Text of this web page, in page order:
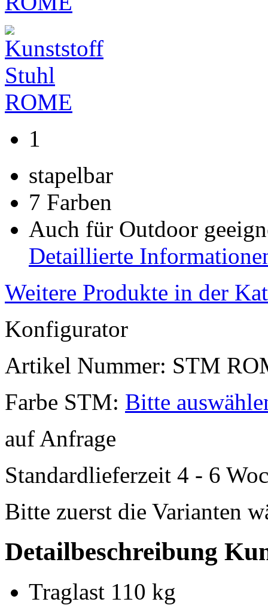
1
stapelbar
7 Farben
Auch für Outdoor
Detaillierte
Weitere Produkte in der
Konfigurator
Artikel Nummer: STM
Farbe STM: Bitte
auf Anfrage
Standardlieferzeit 4 - 6
Bitte zuerst die Varianten
Detailbeschreibung
Traglast 110 kg